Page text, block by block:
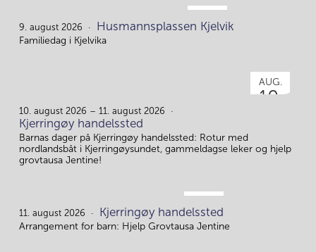
9.
9. august 2026 Husmannsplassen Kjelvik
Familiedag i Kjelvika
AUG.
10.
10. august 2026 – 11. august 2026
Kjerringøy handelssted
Barnas dager på Kjerringøy handelssted: Rotur med
nordlandsbåt i Kjerringøysundet, gammeldagse leker og hjelp
grovtausa Jentine!
11.
11. august 2026 Kjerringøy handelssted
Arrangement for barn: Hjelp Grovtausa Jentine